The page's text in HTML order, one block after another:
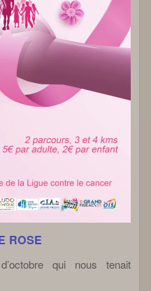
ROSE
qui nous tenait